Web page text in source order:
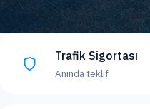
Trafik Sigortası
Anında teklif